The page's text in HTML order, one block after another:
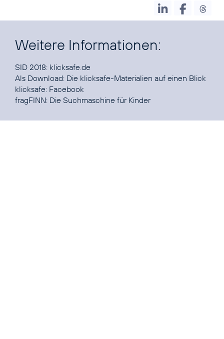
Weitere Informationen:
SID 2018: klicksafe.de
Als Download: Die klicksafe-Materialien auf einen Blick
klicksafe: Facebook
fragFINN: Die Suchmaschine für Kinder